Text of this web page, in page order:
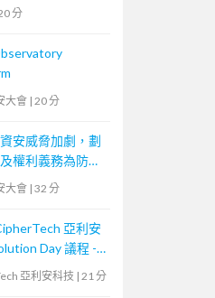
課程者的先修必要
分
大會 | 20 分
安威脅加劇，劃
權利義務為防禦
大會 | 32 分
亞利安
Day 議程 -
好資料庫存取安
亞利安科技 | 21 分